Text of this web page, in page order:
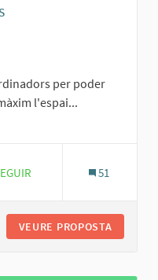
per poder
l'espai...
3- Joventut (Tot el municipi )
51
VEURE PROPOSTA